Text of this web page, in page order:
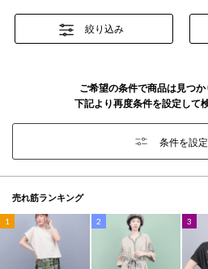
絞り込み
ご希望の条件で商品は見つか
下記より再度条件を設定して
条件を設
売れ筋ランキング
1 2 3